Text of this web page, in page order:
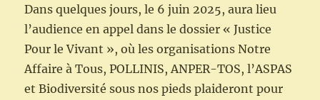
Dans quelques jours, le 6 juin 2025, aura lieu
l’audience en appel dans le dossier « Justice
Pour le Vivant », où les organisations Notre
Affaire à Tous, POLLINIS, ANPER-TOS, l’ASPAS
et Biodiversité sous nos pieds plaideront pour